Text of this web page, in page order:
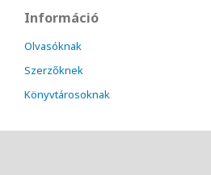
Információ
Olvasóknak
Szerzőknek
Könyvtárosoknak